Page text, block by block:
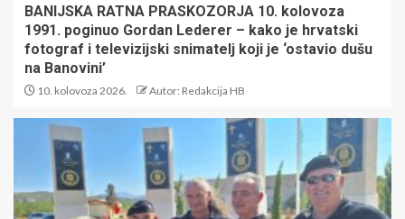
BANIJSKA RATNA PRASKOZORJA 10. kolovoza
1991. poginuo Gordan Lederer – kako je hrvatski
fotograf i televizijski snimatelj koji je ‘ostavio dušu
na Banovini’
10. kolovoza 2026. Autor: Redakcija HB